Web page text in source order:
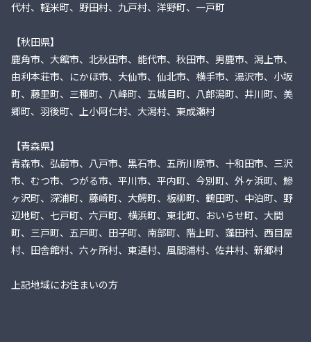
代村、軽米町、野田村、九戸村、洋野町、一戸町
【秋田県】
鹿角市、大館市、北秋田市、能代市、秋田市、男鹿市、潟上市、
由利本荘市、にかほ市、大仙市、仙北市、横手市、湯沢市、小坂
町、藤里町、三種町、八峰町、五城目町、八郎潟町、井川町、美
郷町、羽後町、上小阿仁村、大潟村、東成瀬村
【青森県】
青森市、弘前市、八戸市、黒石市、五所川原市、十和田市、三沢
市、むつ市、つがる市、平川市、平内町、今別町、外ヶ浜町、鰺
ヶ沢町、深浦町、藤崎町、大鰐町、板柳町、鶴田町、中泊町、野
辺地町、七戸町、六戸町、横浜町、東北町、おいらせ町、大間
町、三戸町、五戸町、田子町、南部町、階上町、蓬田村、西目屋
村、田舎館村、六ヶ所村、東通村、風間浦村、佐井村、新郷村
上記地域にお住まいの方